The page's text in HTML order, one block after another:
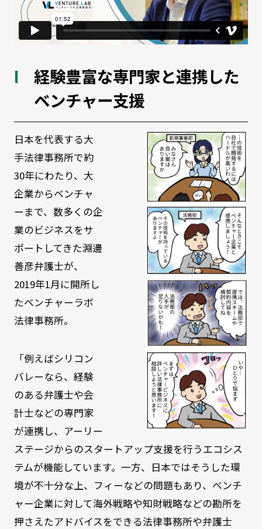
経験豊富な専門家と連携した
ベンチャー支援
日本を代表する大
手法律事務所で約
30年にわたり、大
企業からベンチャ
ーまで、数多くの企
業のビジネスをサ
ポートしてきた淵邊
善彦弁護士が、
2019年1月に開所し
たベンチャーラボ
法律事務所。
「例えばシリコン
バレーなら、経験
のある弁護士や会
計士などの専門家
が連携し、アーリー
ステージからのスタートアップ支援を行うエコシス
テムが機能しています。一方、日本ではそうした環
境が不十分な上、フィーなどの問題もあり、ベンチ
ャー企業に対して海外戦略や知財戦略などの勘所を
押さえたアドバイスをできる法律事務所や弁護士